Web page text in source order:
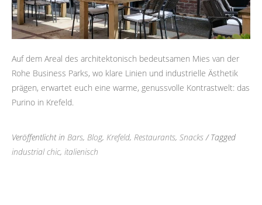
Auf dem Areal des architektonisch bedeutsamen Mies van der
Rohe Business Parks, wo klare Linien und industrielle Ästhetik
prägen, erwartet euch eine warme, genussvolle Kontrastwelt: das
Purino in Krefeld.
Veröffentlicht in Bars, Blog, Krefeld, Restaurants, Snacks / Tagged
industrial chic, italienisch